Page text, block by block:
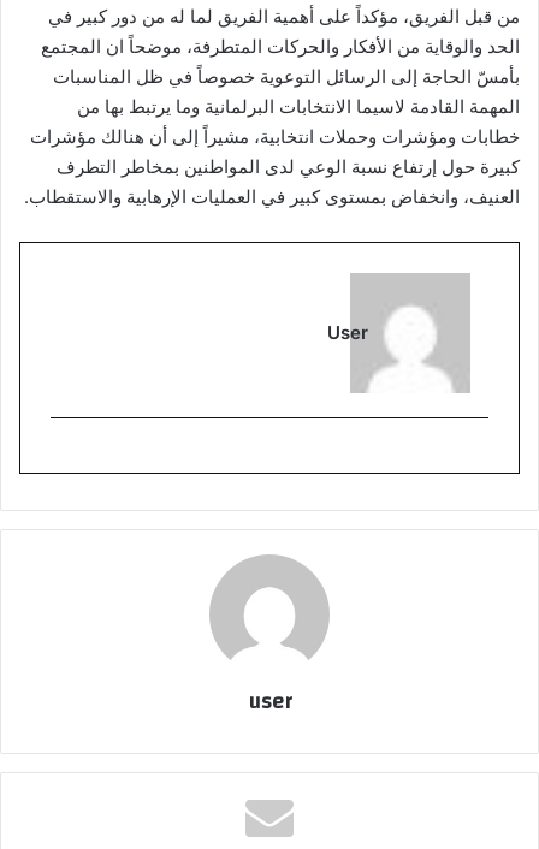
من قبل الفريق، مؤكداً على أهمية الفريق لما له من دور كبير في
الحد والوقاية من الأفكار والحركات المتطرفة، موضحاً ان المجتمع
بأمسّ الحاجة إلى الرسائل التوعوية خصوصاً في ظل المناسبات
المهمة القادمة لاسيما الانتخابات البرلمانية وما يرتبط بها من
خطابات ومؤشرات وحملات انتخابية، مشيراً إلى أن هنالك مؤشرات
كبيرة حول إرتفاع نسبة الوعي لدى المواطنين بمخاطر التطرف
العنيف، وانخفاض بمستوى كبير في العمليات الإرهابية والاستقطاب.
User
user